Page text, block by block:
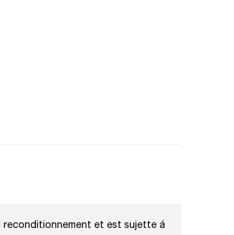
reconditionnement et est sujette á